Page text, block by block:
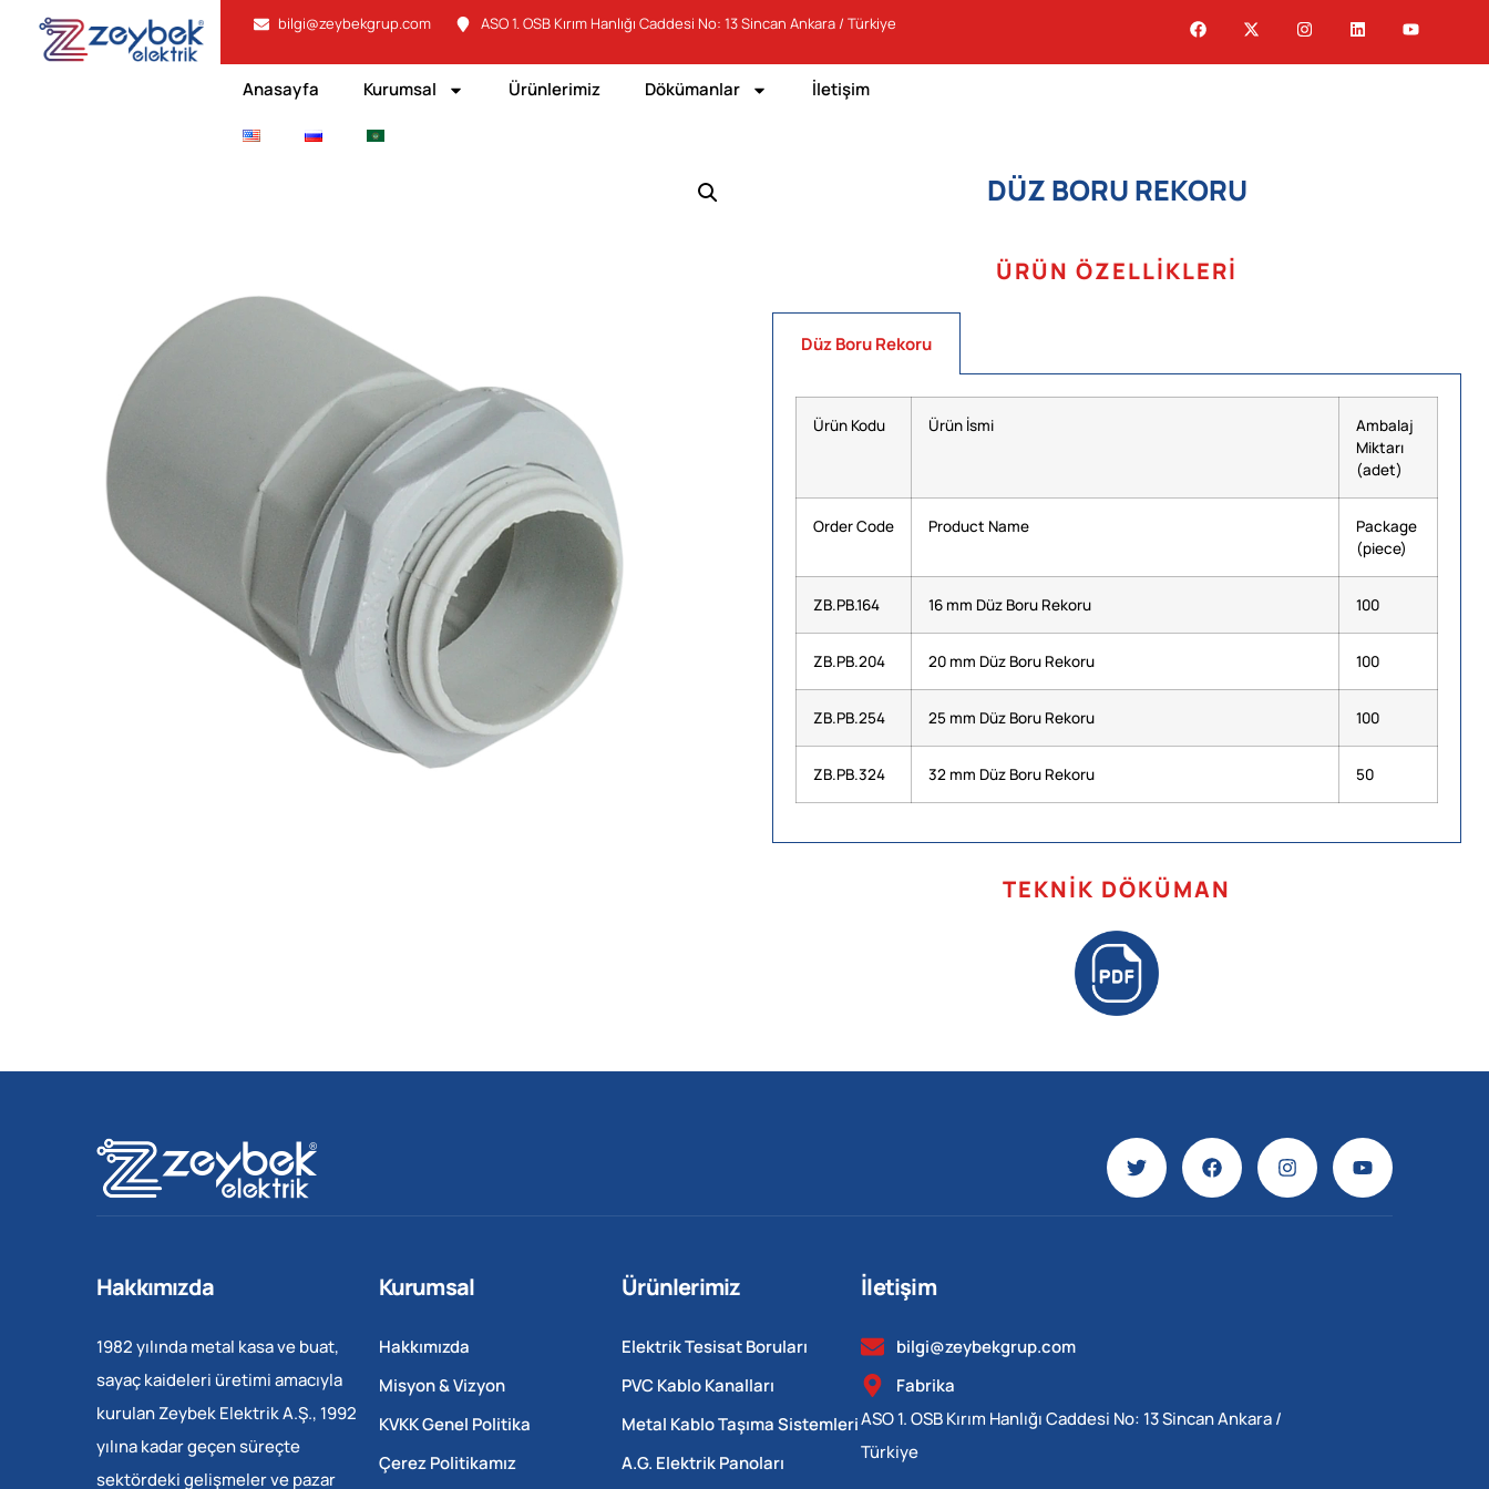
bilgi@zeybekgrup.com ASO 1. OSB Kırım Hanlığı Caddesi No: 13 Sincan Ankara / Türkiye
Anasayfa Kurumsal Ürünlerimiz Dökümanlar İletişim
DÜZ BORU REKORU
ÜRÜN ÖZELLIKLERI
Düz Boru Rekoru
Ürün Kodu Ürün İsmi
Ambalaj
Miktarı
(adet)
Order Code Product Name
Package
(piece)
ZB.PB.164 16 mm Düz Boru Rekoru 100
ZB.PB.204 20 mm Düz Boru Rekoru 100
ZB.PB.254 25 mm Düz Boru Rekoru 100
ZB.PB.324 32 mm Düz Boru Rekoru 50
TEKNIK DÖKÜMAN
Hakkımızda
1982 yılında metal kasa ve buat,
sayaç kaideleri üretimi amacıyla
kurulan Zeybek Elektrik A.Ş., 1992
yılına kadar geçen süreçte
sektördeki gelişmeler ve pazar
Kurumsal
Hakkımızda
Misyon & Vizyon
KVKK Genel Politika
Çerez Politikamız
Ürünlerimiz
Elektrik Tesisat Boruları
PVC Kablo Kanalları
Metal Kablo Taşıma Sistemleri
A.G. Elektrik Panoları
İletişim
bilgi@zeybekgrup.com
Fabrika
ASO 1. OSB Kırım Hanlığı Caddesi No: 13 Sincan Ankara /
Türkiye